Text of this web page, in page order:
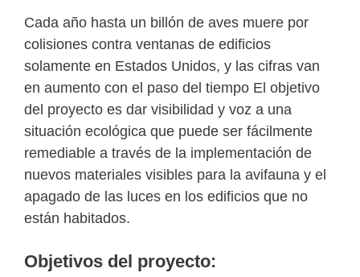
Cada año hasta un billón de aves muere por
colisiones contra ventanas de edificios
solamente en Estados Unidos, y las cifras van
en aumento con el paso del tiempo El objetivo
del proyecto es dar visibilidad y voz a una
situación ecológica que puede ser fácilmente
remediable a través de la implementación de
nuevos materiales visibles para la avifauna y el
apagado de las luces en los edificios que no
están habitados.
Objetivos del proyecto: